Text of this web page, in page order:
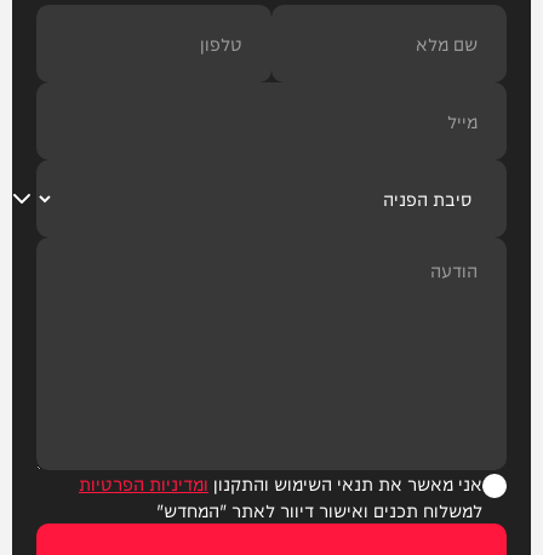
אני מאשר את תנאי השימוש והתקנון ומדיניות הפרטיות
למשלוח תכנים ואישור דיוור לאתר "המחדש"